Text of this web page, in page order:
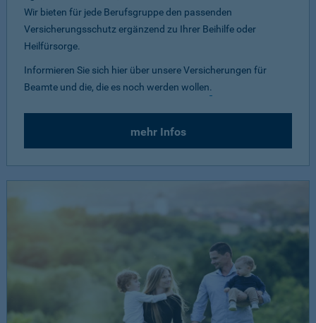
Wir bieten für jede Berufsgruppe den passenden
Versicherungsschutz ergänzend zu Ihrer Beihilfe oder
Heilfürsorge.
Informieren Sie sich hier über unsere Versicherungen für
Beamte und die, die es noch werden wollen.
mehr Infos